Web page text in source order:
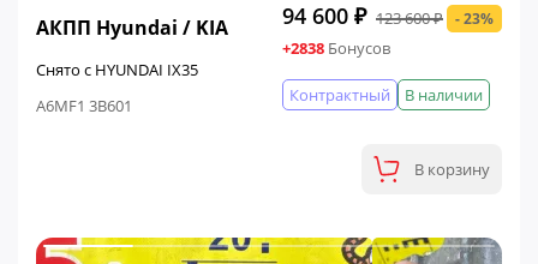
АКПП Hyundai / KIA
Снято с HYUNDAI IX35
A6MF1 3B601
94 600 ₽ 123 600 ₽ - 23%
+2838 Бонусов
В наличии
Контрактный
В корзину